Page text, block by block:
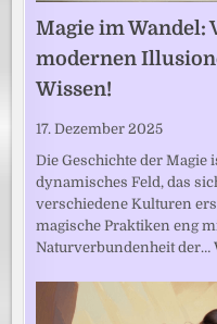
Magie im Wandel:
modernen
Wissen!
17. Dezember 2025
Die Geschichte der
dynamisches Feld, das
verschiedene Kulturen
magische Praktiken eng
Naturverbundenheit der…